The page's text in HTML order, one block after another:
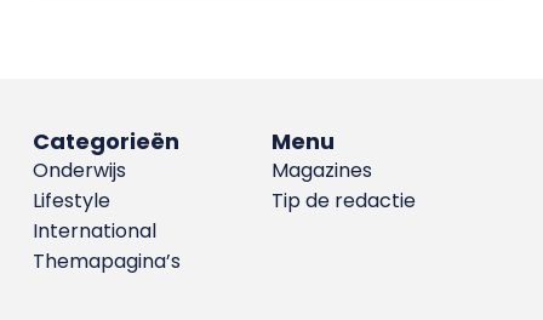
Menu
Magazines
Tip de redactie
Categorieën
Onderwijs
Lifestyle
International
Themapagina’s